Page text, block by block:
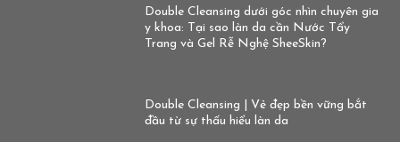
Double Cleansing dưới góc nhìn chuyên gia
y khoa: Tại sao làn da cần Nước Tẩy
Trang và Gel Rễ Nghệ SheeSkin?
Double Cleansing | Vẻ đẹp bền vững bắt
đầu từ sự thấu hiểu làn da